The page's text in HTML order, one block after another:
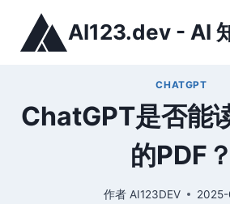
AI123.dev - AI
CHATGPT
ChatGPT是否能
的PDF？
作者 AI123DEV